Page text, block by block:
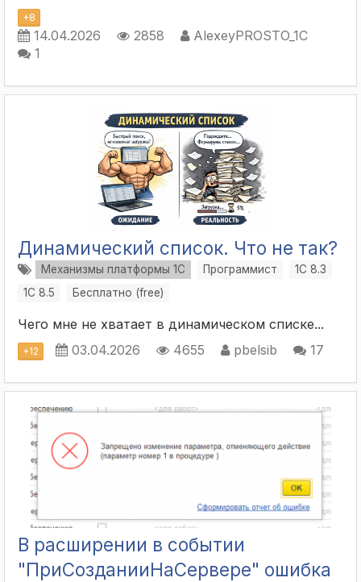
+8
14.04.2026 2858
AlexeyPROSTO_1C
1
Динамический список. Что не так?
Механизмы платформы 1С Программист
1С 8.3
1С 8.5
Бесплатно (free)
Чего мне не хватает в динамическом списке...
+12 03.04.2026 4655 pbelsib 17
В расширении в событии
"ПриСозданииНаСервере" ошибка